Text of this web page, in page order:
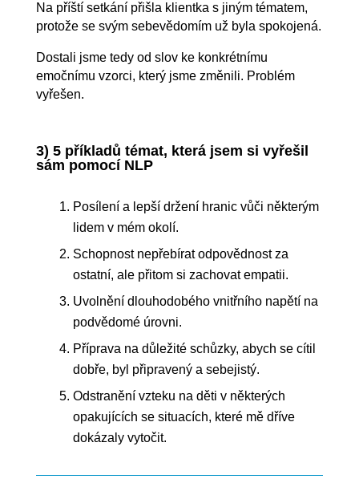
Na příští setkání přišla klientka s jiným tématem,
protože se svým sebevědomím už byla spokojená.
Dostali jsme tedy od slov ke konkrétnímu
emočnímu vzorci, který jsme změnili. Problém
vyřešen.
3) 5 příkladů témat, která jsem si vyřešil
sám pomocí NLP
Posílení a lepší držení hranic vůči některým
lidem v mém okolí.
Schopnost nepřebírat odpovědnost za
ostatní, ale přitom si zachovat empatii.
Uvolnění dlouhodobého vnitřního napětí na
podvědomé úrovni.
Příprava na důležité schůzky, abych se cítil
dobře, byl připravený a sebejistý.
Odstranění vzteku na děti v některých
opakujících se situacích, které mě dříve
dokázaly vytočit.